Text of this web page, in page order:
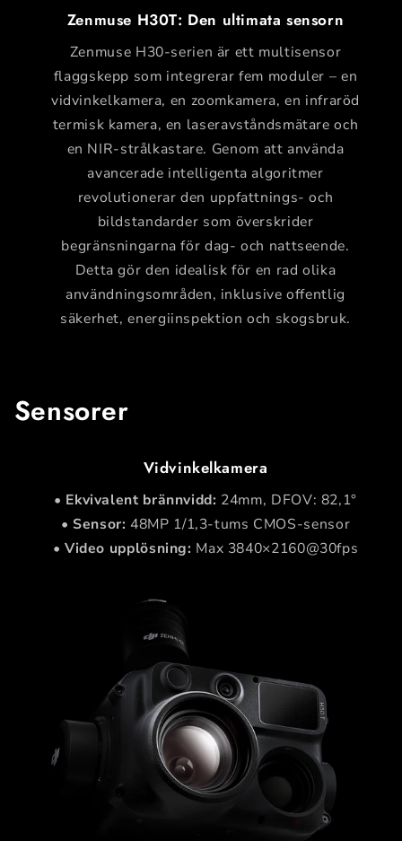
Zenmuse H30T: Den ultimata sensorn
Zenmuse H30-serien är ett multisensor
flaggskepp som integrerar fem moduler – en
vidvinkelkamera, en zoomkamera, en infraröd
termisk kamera, en laseravståndsmätare och
en NIR-strålkastare. Genom att använda
avancerade intelligenta algoritmer
revolutionerar den uppfattnings- och
bildstandarder som överskrider
begränsningarna för dag- och nattseende.
Detta gör den idealisk för en rad olika
användningsområden, inklusive offentlig
säkerhet, energiinspektion och skogsbruk.
Sensorer
Vidvinkelkamera
• Ekvivalent brännvidd: 24mm, DFOV: 82,1°
• Sensor: 48MP 1/1,3-tums CMOS-sensor
• Video upplösning: Max 3840×2160@30fps